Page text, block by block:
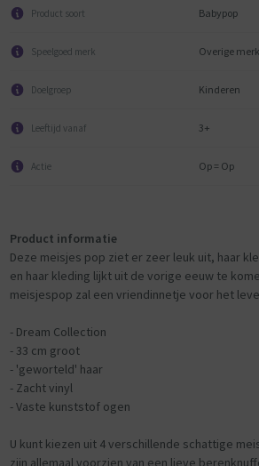
Product soort Babypop
Speelgoed merk Overige
Doelgroep Kinderen
Leeftijd vanaf 3+
Actie Op = Op
Product informatie
Deze meisjes pop ziet er zeer leuk uit, haar
en haar kleding lijkt uit de vorige eeuw te
meisjespop zal een vriendinnetje voor het
- Dream Collection
- 33 cm groot
- 'geworteld' haar
- Zacht vinyl
- Vaste kunststof ogen
U kunt kiezen uit 4 verschillende schattige
zijn allemaal voorzien van een lieve